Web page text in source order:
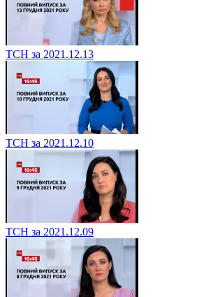
ТСН за 2021.12.13
ТСН за 2021.12.10
ТСН за 2021.12.09